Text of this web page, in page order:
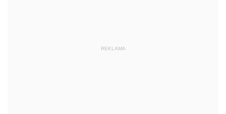
REKLAMA